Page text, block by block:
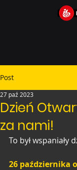
Post
Dzień
za nami!
27 paź 2023
To był wspaniały
26 października